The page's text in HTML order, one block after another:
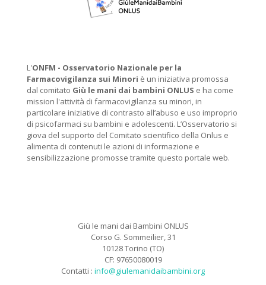
L'ONFM - Osservatorio Nazionale per la
Farmacovigilanza sui Minori è un iniziativa promossa
dal comitato Giù le mani dai bambini ONLUS e ha come
mission l'attività di farmacovigilanza su minori, in
particolare iniziative di contrasto all’abuso e uso improprio
di psicofarmaci su bambini e adolescenti. L’Osservatorio si
giova del supporto del Comitato scientifico della Onlus e
alimenta di contenuti le azioni di informazione e
sensibilizzazione promosse tramite questo portale web.
Giù le mani dai Bambini ONLUS
Corso G. Sommeilier, 31
10128 Torino (TO)
CF: 97650080019
Contatti : info@giulemanidaibambini.org